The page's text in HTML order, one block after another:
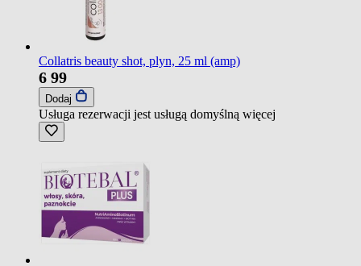
Collatris beauty shot, plyn, 25 ml (amp)
6 99
Dodaj
Usługa rezerwacji jest usługą domyślną więcej